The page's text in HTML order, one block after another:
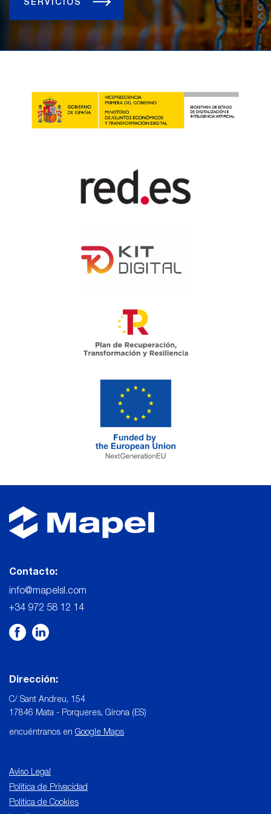
SERVICIOS
Contacto:
info@mapelsl.com
+34 972 58 12 14
Dirección:
C/ Sant Andreu, 154
17846 Mata - Porqueres, Girona (ES)
encuéntranos en Google Maps
Aviso Legal
Política de Privacidad
Política de Cookies